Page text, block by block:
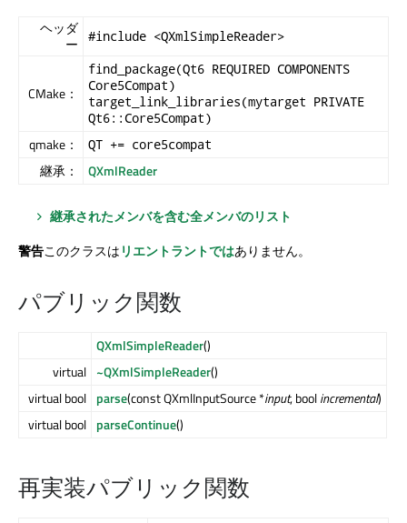
ヘッダ
ー
#include <QXmlSimpleReader>
CMake：
find_package(Qt6 REQUIRED COMPONENTS
Core5Compat)
target_link_libraries(mytarget PRIVATE
Qt6::Core5Compat)
qmake： QT += core5compat
継承： QXmlReader
継承されたメンバを含む全メンバのリスト
警告このクラスはリエントラントではありません。
パブリック関数
QXmlSimpleReader()
virtual ~QXmlSimpleReader()
virtual bool parse(const QXmlInputSource *input, boolincremental)
virtual bool parseContinue()
再実装パブリック関数